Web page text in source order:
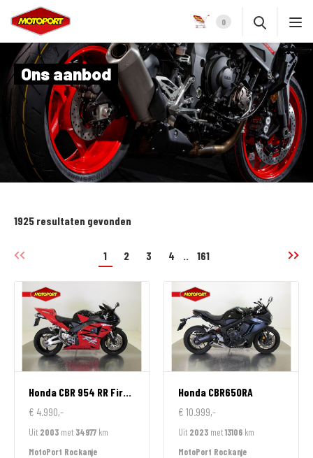
0
Ons aanbod
1925 resultaten gevonden
1 2 3 4 .. 161
Honda CBR 954 RR FireBlade
€ 4.990,-
Uit 2003 met 34977 km
MotoPort Rockanje
Honda CBR650RA
€ 10.999,-
Uit 2023 met13106 km
MotoPort Rockanje